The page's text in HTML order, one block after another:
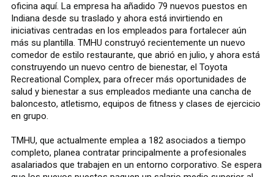
oficina aquí. La empresa ha añadido 79 nuevos puestos en
Indiana desde su traslado y ahora está invirtiendo en
iniciativas centradas en los empleados para fortalecer aún
más su plantilla. TMHU construyó recientemente un nuevo
comedor de estilo restaurante, que abrió en julio, y ahora está
construyendo un nuevo centro de bienestar, el Toyota
Recreational Complex, para ofrecer más oportunidades de
salud y bienestar a sus empleados mediante una cancha de
baloncesto, atletismo, equipos de fitness y clases de ejercicio
en grupo.
TMHU, que actualmente emplea a 182 asociados a tiempo
completo, planea contratar principalmente a profesionales
asalariados que trabajen en un entorno corporativo. Se espera